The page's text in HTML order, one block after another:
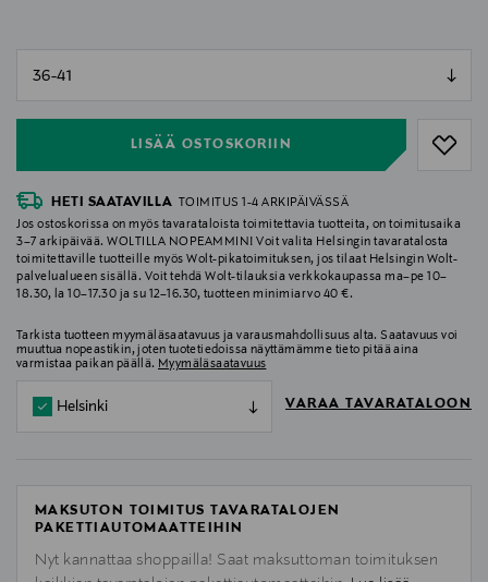
LISÄÄ OSTOSKORIIN
HETI SAATAVILLA
TOIMITUS 1-4 ARKIPÄIVÄSSÄ
Jos ostoskorissa on myös tavarataloista toimitettavia tuotteita, on toimitusaika
3–7 arkipäivää. WOLTILLA NOPEAMMIN! Voit valita Helsingin tavaratalosta
toimitettaville tuotteille myös Wolt-pikatoimituksen, jos tilaat Helsingin Wolt-
palvelualueen sisällä. Voit tehdä Wolt-tilauksia verkkokaupassa ma–pe 10–
18.30, la 10–17.30 ja su 12–16.30, tuotteen minimiarvo 40 €.
Tarkista tuotteen myymäläsaatavuus ja varausmahdollisuus alta. Saatavuus voi
muuttua nopeastikin, joten tuotetiedoissa näyttämämme tieto pitää aina
varmistaa paikan päällä. Myymäläsaatavuus
Helsinki VARAA TAVARATALOON
MAKSUTON TOIMITUS TAVARATALOJEN
PAKETTIAUTOMAATTEIHIN
Nyt kannattaa shoppailla! Saat maksuttoman toimituksen